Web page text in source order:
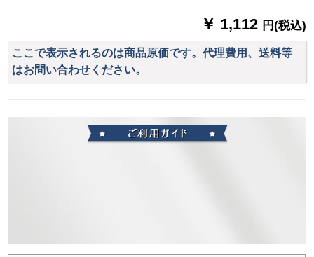
ンラインラインライ
ンラインラインライ
ンラインラインライ
ンラインラインライ
ンラインラインライ
ンラインラインライ
￥ 1,112 円(税込)
ここで表示されるのは商品原価です。代理費用、送料等
はお問い合わせください。